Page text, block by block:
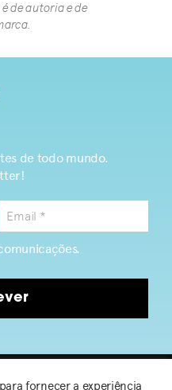
de autoria e de
de todo mundo.
fornecer a experiência